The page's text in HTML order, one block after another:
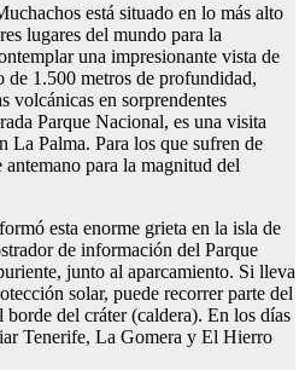
está situado en lo más alto
lugares del mundo para la
una impresionante vista de
de 1.500 metros de profundidad,
volcánicas en sorprendentes
Parque Nacional, es una visita
La Palma. Para los que sufren de
para la magnitud del
esta enorme grieta en la isla de
de información del Parque
junto al aparcamiento. Si lleva
solar, puede recorrer parte del
del cráter (caldera). En los días
Tenerife, La Gomera y El Hierro